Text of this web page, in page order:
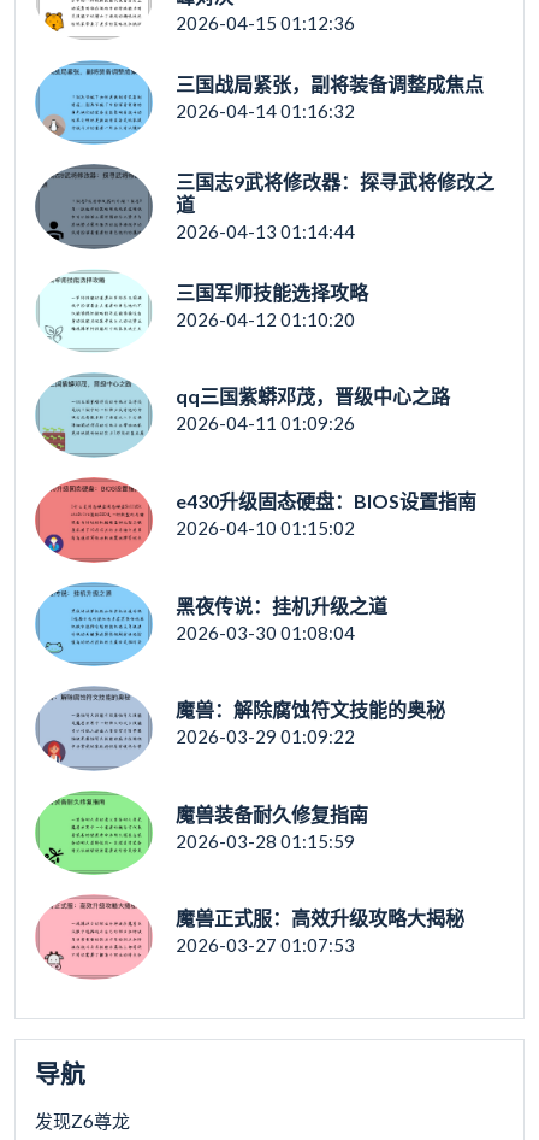
2026-04-15 01:12:36
三国战局紧张，副将装备调整成焦点
2026-04-14 01:16:32
三国志9武将修改器：探寻武将修改之
道
2026-04-13 01:14:44
三国军师技能选择攻略
2026-04-12 01:10:20
qq三国紫蟒邓茂，晋级中心之路
2026-04-11 01:09:26
e430升级固态硬盘：BIOS设置指南
2026-04-10 01:15:02
黑夜传说：挂机升级之道
2026-03-30 01:08:04
魔兽：解除腐蚀符文技能的奥秘
2026-03-29 01:09:22
魔兽装备耐久修复指南
2026-03-28 01:15:59
魔兽正式服：高效升级攻略大揭秘
2026-03-27 01:07:53
导航
发现Z6尊龙